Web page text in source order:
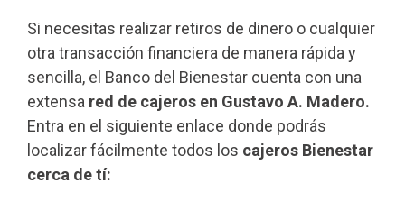
Si necesitas realizar retiros de dinero o cualquier
otra transacción financiera de manera rápida y
sencilla, el Banco del Bienestar cuenta con una
extensa red de cajeros en Gustavo A. Madero.
Entra en el siguiente enlace donde podrás
localizar fácilmente todos los cajeros Bienestar
cerca de tí: